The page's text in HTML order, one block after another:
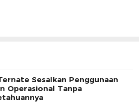
Sesalkan Penggunaan
Operasional Tanpa